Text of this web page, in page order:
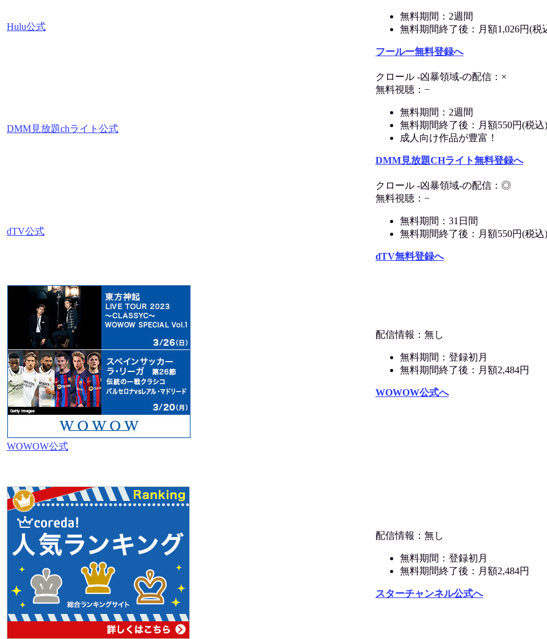
Hulu公式
無料期間：2週間
無料期間終了後：月額1,026円(税
フールー無料登録へ
DMM見放題chライト公式
クロール -凶暴領域-の配信：×
無料視聴：−
無料期間：2週間
無料期間終了後：月額550円(税込)
成人向け作品が豊富！
DMM見放題CHライト無料登録へ
dTV公式
クロール -凶暴領域-の配信：◎
無料視聴：−
無料期間：31日間
無料期間終了後：月額550円(税込)
dTV無料登録へ
WOWOW公式
配信情報：無し
無料期間：登録初月
無料期間終了後：月額2,484円
WOWOW公式へ
配信情報：無し
無料期間：登録初月
無料期間終了後：月額2,484円
スターチャンネル公式へ